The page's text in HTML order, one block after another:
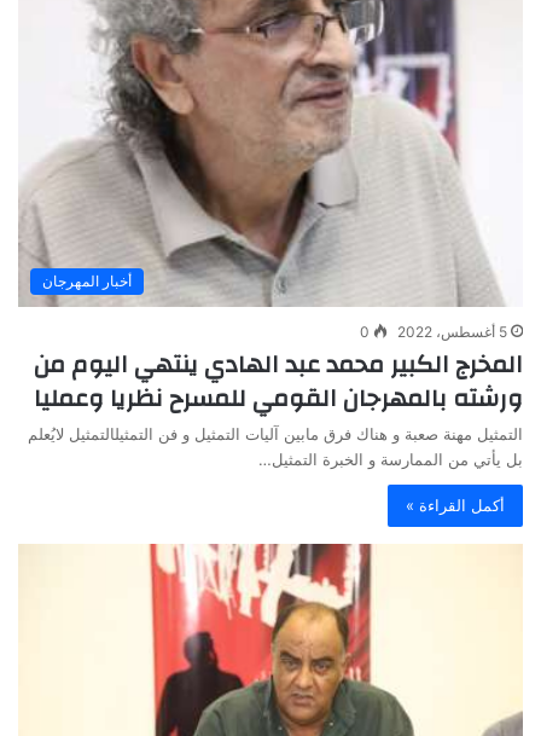
أخبار المهرجان
5 أغسطس، 2022 0
المخرج الكبير محمد عبد الهادي ينتهي اليوم من
ورشته بالمهرجان القومي للمسرح نظريا وعمليا
التمثيل مهنة صعبة و هناك فرق مابين آليات التمثيل و فن التمثيل‏التمثيل لايُعلم
بل يأتي من الممارسة و الخبرة‏ التمثيل…
أكمل القراءة »